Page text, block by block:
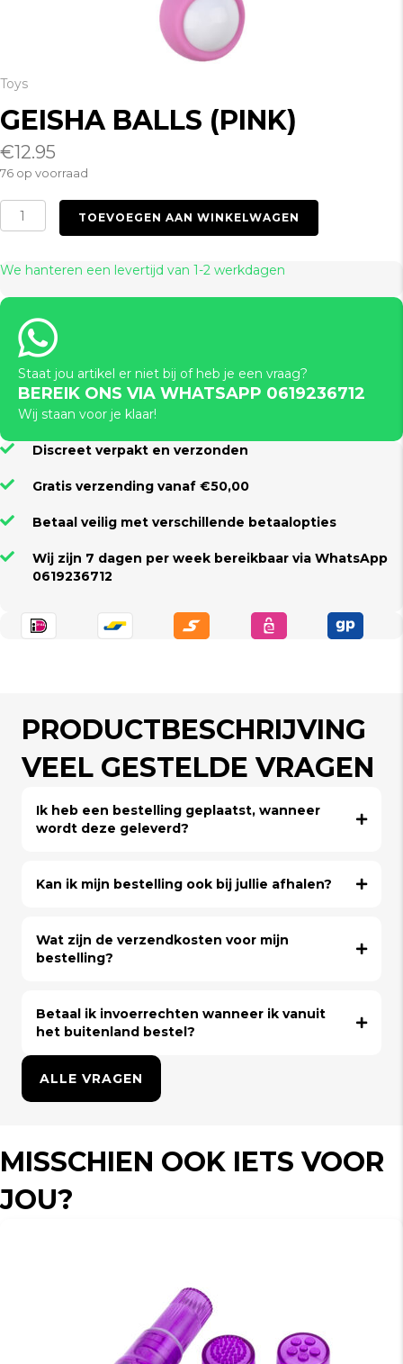
Toys
GEISHA BALLS (PINK)
€12.95
76 op voorraad
Geisha
Balls
aantal
TOEVOEGEN AAN WINKELWAGEN
We hanteren een levertijd van 1-2 werkdagen
Staat jou artikel er niet bij of heb je een vraag?
BEREIK ONS VIA WHATSAPP 0619236712
Wij staan voor je klaar!
Discreet verpakt en verzonden
Gratis verzending vanaf €50,00
Betaal veilig met verschillende betaalopties
Wij zijn 7 dagen per week bereikbaar via WhatsApp
0619236712
PRODUCTBESCHRIJVING
VEEL GESTELDE VRAGEN
Ik heb een bestelling geplaatst, wanneer
wordt deze geleverd?
Kan ik mijn bestelling ook bij jullie afhalen?
Wat zijn de verzendkosten voor mijn
bestelling?
Betaal ik invoerrechten wanneer ik vanuit
het buitenland bestel?
ALLE VRAGEN
MISSCHIEN OOK IETS VOOR
JOU?